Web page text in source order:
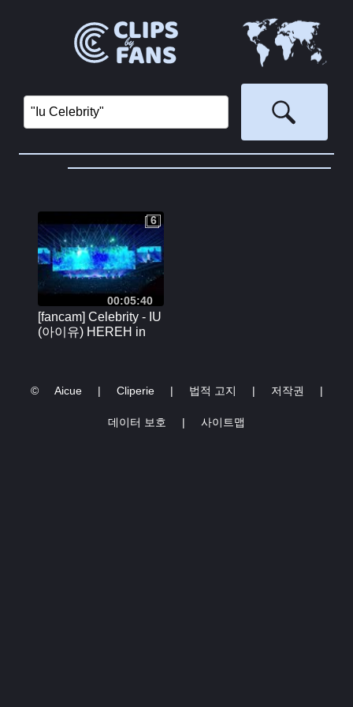
00:05:40
6
6
[fancam] Celebrity - IU
(아이유) HEREH in
© Aicue | Cliperie | 법적 고지 | 저작권 |
데이터 보호 | 사이트맵